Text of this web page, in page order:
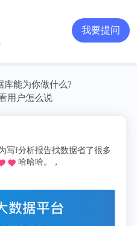
已经成为住院者对所住医
论是城市还是农村(见表
者对所住医院最不满意方
我要提问
库能为你做什么?
用户怎么说
析报告找数据省了很多
哈哈。，